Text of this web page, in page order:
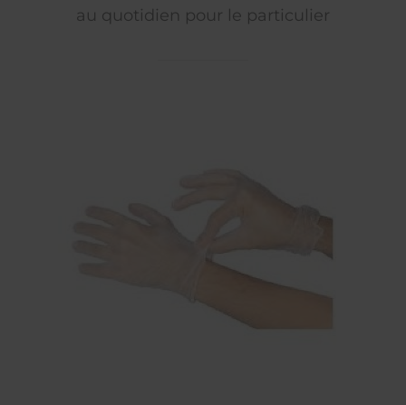
au quotidien pour le particulier